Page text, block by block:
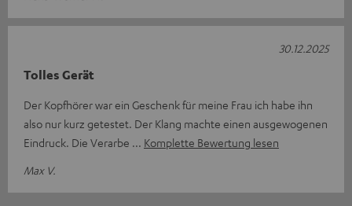
Tolles Gerät
Der Kopfhörer war ein Geschenk für meine Frau ich habe ihn
also nur kurz getestet. Der Klang machte einen ausgewogenen
Eindruck. Die Verarbe
Komplette Bewertung lesen
Max V.
30.12.2025